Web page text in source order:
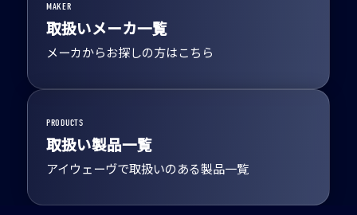
MAKER
取扱いメーカ一覧
メーカからお探しの方はこちら
PRODUCTS
取扱い製品一覧
アイウェーヴで取扱いのある製品一覧